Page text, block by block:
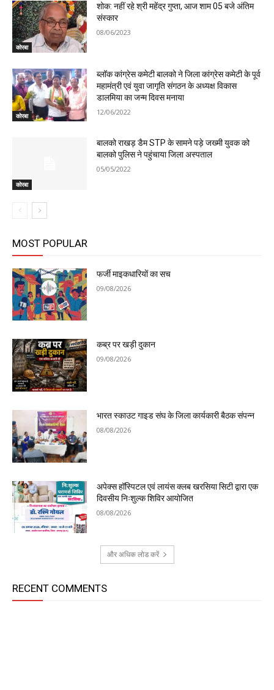
कोरबा
शोक: नहीं रहे श्री महेंद्र गुप्ता, आज शाम 05 बजे अंतिम
संस्कार
08/06/2023
कोरबा
ब्लॉक कांग्रेस कमेटी बालको ने जिला कांग्रेस कमेटी के पूर्व
महामंत्री एवं युवा जागृति संगठन के अध्यक्ष विकास
डालमिया का जन्म दिवस मनाया
12/06/2022
कोरबा
बालको राखड़ डैम STP के सामने पड़े जख्मी युवक को
बालको पुलिस ने पहुंचाया जिला अस्पताल
05/05/2022
MOST POPULAR
फर्जी माइकधारियों का सच
09/08/2026
कब्र पर खड़ी दुकान
09/08/2026
भारत स्काउट गाइड संघ के जिला कार्यकारी बैठक संपन्न
08/08/2026
अपेक्स हॉस्पिटल एवं लायंस क्लब खरसिया सिटी द्वारा एक
दिवसीय निःशुल्क शिविर आयोजित
08/08/2026
और अधिक लोड करें
RECENT COMMENTS